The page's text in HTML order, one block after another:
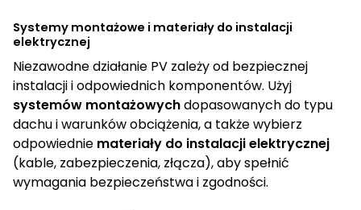
Systemy montażowe i materiały do instalacji
elektrycznej
Niezawodne działanie PV zależy od bezpiecznej
instalacji i odpowiednich komponentów. Użyj
systemów montażowychdopasowanych do typu
dachu i warunków obciążenia, a także wybierz
odpowiednie materiały do instalacji elektrycznej
(kable, zabezpieczenia, złącza), aby spełnić
wymagania bezpieczeństwa i zgodności.